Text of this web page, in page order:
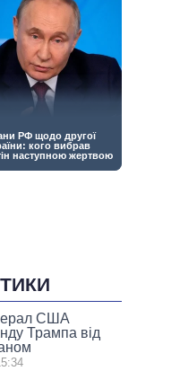
США
Трампа від